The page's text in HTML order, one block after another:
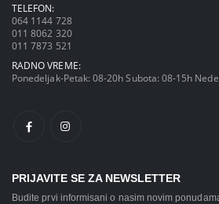
TELEFON:
064 1144 728
011 8062 320
011 7873 521
RADNO VREME:
Ponedeljak-Petak: 08-20h Subota: 08-15h
PRIJAVITE SE ZA NEWSLETTER
Budite prvi informisani o nasim novim